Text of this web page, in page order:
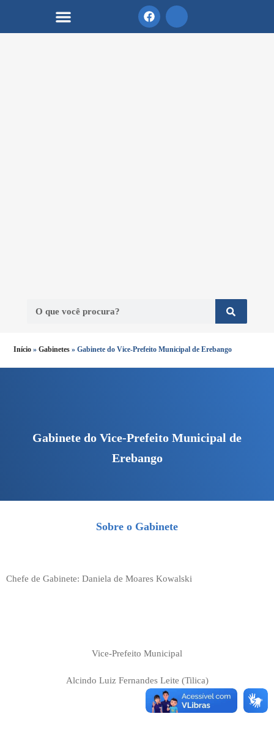
Início »Gabinetes »Gabinete do Vice-Prefeito Municipal de Erebango
Gabinete do Vice-Prefeito Municipal de
Erebango
Sobre o Gabinete
Chefe de Gabinete: Daniela de Moares Kowalski
Vice-Prefeito Municipal
Alcindo Luiz Fernandes Leite (Tilica)